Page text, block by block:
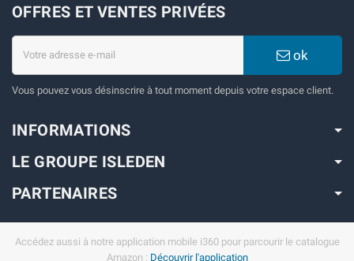
OFFRES ET VENTES PRIVÉES
ok
Vous pouvez vous désinscrire à tout moment depuis votre espace client.
INFORMATIONS
LE GROUPE ISLEDEN
PARTENAIRES
Accédez aussi à notre application mobile i360 pour parcourir le catalogue
Amazon : Découvrir l'application